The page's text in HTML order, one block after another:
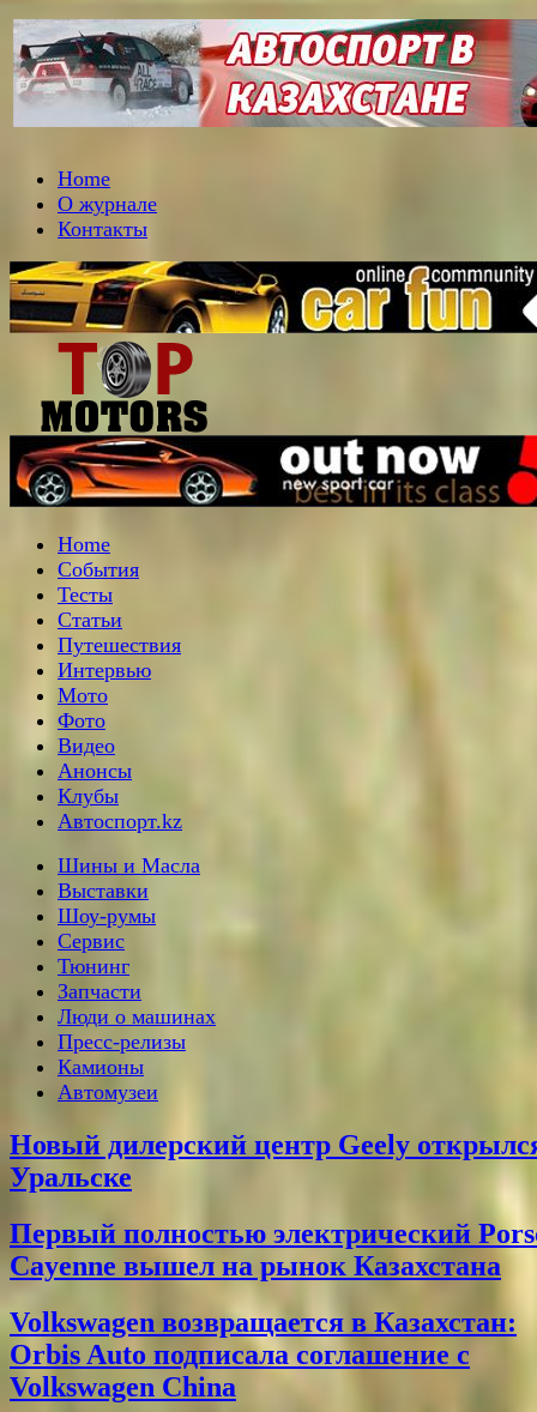
Home
О журнале
Контакты
Home
События
Тесты
Статьи
Путешествия
Интервью
Мото
Фото
Видео
Анонсы
Клубы
Автоспорт.kz
Шины и Масла
Выставки
Шоу-румы
Сервис
Тюнинг
Запчасти
Люди о машинах
Пресс-релизы
Камионы
Автомузеи
Новый дилерский центр Geely
Уральске
Первый полностью электрический
Cayenne вышел на рынок Казахстана
Volkswagen возвращается в Казахстан:
Orbis Auto подписала соглашение с
Volkswagen China